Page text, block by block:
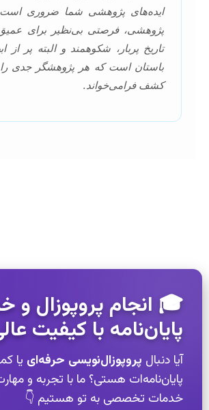
ایده‌های پژوهشی شما ضروری
پژوهشی، فرصتی بی‌نظیر برای
تاریخ پربار، شکوهمند و البته پر از
باستان است که هر پژوهشگر جدی
کشف فرامی‌خواند.
🎓 انجام پروپوزال و
پایان‌نامه با کیفیت
آیا دنبال پروپوزال‌نویسی حرفه‌ای یا
پایان‌نامه‌ات هستی؟ ما با تجربه و
خدمات تخصصی به تو هستیم 👇